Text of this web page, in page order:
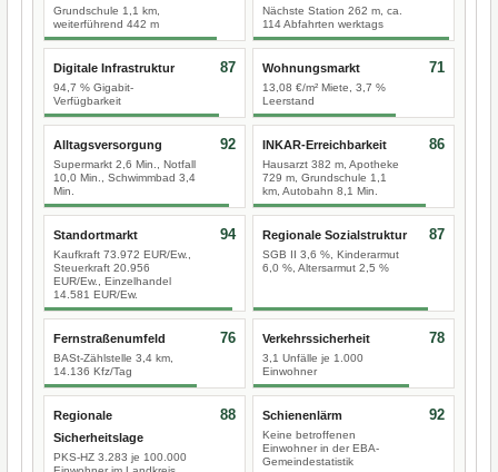
Grundschule 1,1 km,
weiterführend 442 m
Nächste Station 262 m, ca.
114 Abfahrten werktags
Digitale Infrastruktur
94,7 % Gigabit-
Verfügbarkeit
87 Wohnungsmarkt
13,08 €/m² Miete, 3,7 %
Leerstand
71
Alltagsversorgung
Supermarkt 2,6 Min., Notfall
10,0 Min., Schwimmbad 3,4
Min.
92 INKAR-Erreichbarkeit
Hausarzt 382 m, Apotheke
729 m, Grundschule 1,1
km, Autobahn 8,1 Min.
86
Standortmarkt
Kaufkraft 73.972 EUR/Ew.,
Steuerkraft 20.956
EUR/Ew., Einzelhandel
14.581 EUR/Ew.
94 Regionale Sozialstruktur
SGB II 3,6 %, Kinderarmut
6,0 %, Altersarmut 2,5 %
87
Fernstraßenumfeld
BASt-Zählstelle 3,4 km,
14.136 Kfz/Tag
76 Verkehrssicherheit
3,1 Unfälle je 1.000
Einwohner
78
Regionale
Sicherheitslage
PKS-HZ 3.283 je 100.000
88 Schienenlärm
Keine betroffenen
Einwohner in der EBA-
Gemeindestatistik
92